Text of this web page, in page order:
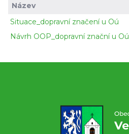
Název
Situace_dopravní značení u Oú
Návrh OOP_dopravní znační u Oú